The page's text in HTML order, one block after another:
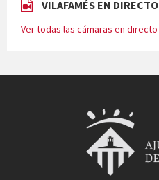
VILAFAMÉS EN DIRECTO
Ver todas las cámaras en directo